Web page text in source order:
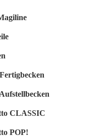
CLASSIC
POP!